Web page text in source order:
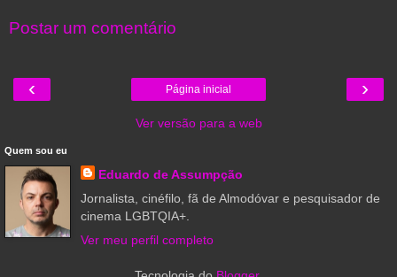
Postar um comentário
‹ ›
Página inicial
Ver versão para a web
Quem sou eu
Eduardo de Assumpção
Jornalista, cinéfilo, fã de Almodóvar e pesquisador de
cinema LGBTQIA+.
Ver meu perfil completo